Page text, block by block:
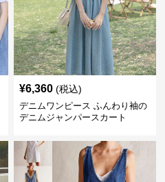
¥6,360 (税込)
デニムワンピース ふんわり袖の
デニムジャンパースカート